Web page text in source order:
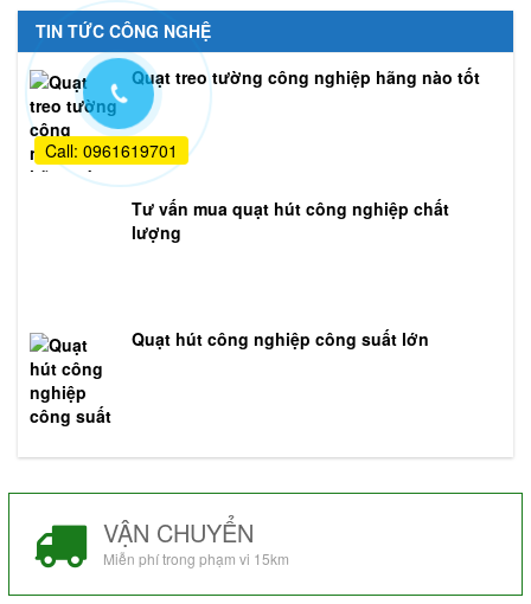
TIN TỨC CÔNG NGHỆ
Quạt treo tường công nghiệp hãng nào tốt
Tư vấn mua quạt hút công nghiệp chất
lượng
Quạt hút công nghiệp công suất lớn
VẬN CHUYỂN
Miễn phí trong phạm vi 15km
Call: 0961619701